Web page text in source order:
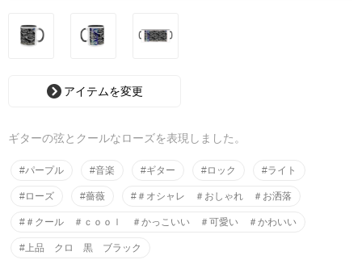
アイテムを変更
ギターの弦とクールなローズを表現しました。
#パープル #音楽 #ギター #ロック #ライト
#ローズ #薔薇 #＃オシャレ ＃おしゃれ ＃お洒落
#＃クール ＃ｃｏｏｌ ＃かっこいい ＃可愛い ＃かわいい
#上品 クロ 黒 ブラック